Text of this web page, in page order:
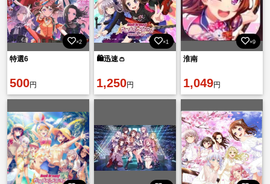
×2
特選6
500円
×1
🛍️迅速👛
1,250円
×9
淮南
1,049円